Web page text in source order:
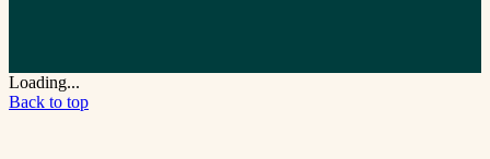
Loading...
Back to top